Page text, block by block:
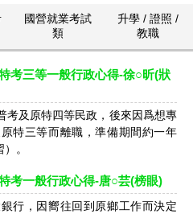
國營就業考試
類
升學 / 證照 /
教職
考三等一般行政心得-徐○昕(狀
考及原特四等民政，後來因爲想專
特三等而離職，準備期間約一年
。
考一般行政心得-唐○芸(榜眼)
行，因嚮往回到原鄉工作而決定